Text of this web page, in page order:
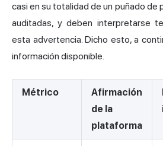
casi en su totalidad de un puñado de
auditadas, y deben interpretarse
esta advertencia. Dicho esto, a
información disponible.
Métrico
Afirmación
de la
plataforma